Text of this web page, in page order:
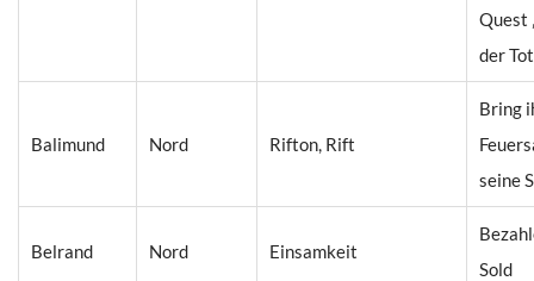
Quest
der
Balimund Nord Rifton, Rift
Bring
seine
Belrand Nord Einsamkeit
Sold